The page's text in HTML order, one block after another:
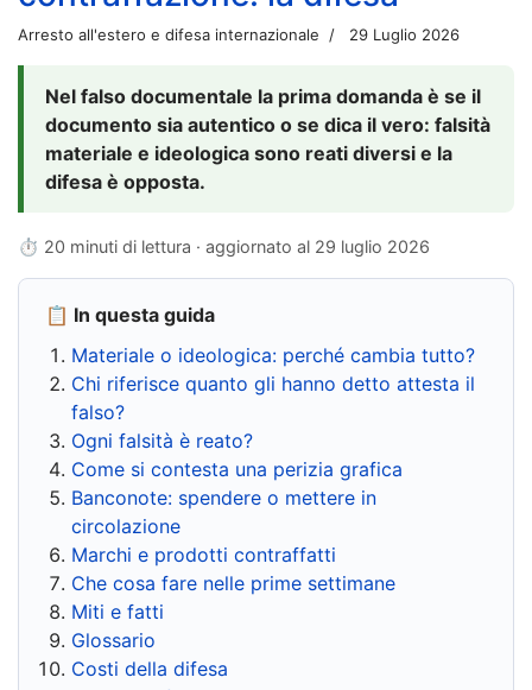
Arresto all'estero e difesa internazionale 29 Luglio 2026
Nel falso documentale la prima domanda è se il
documento sia autentico o se dica il vero: falsità
materiale e ideologica sono reati diversi e la
difesa è opposta.
⏱ 20 minuti di lettura · aggiornato al 29 luglio 2026
📋 In questa guida
Materiale o ideologica: perché cambia tutto?
Chi riferisce quanto gli hanno detto attesta il
falso?
Ogni falsità è reato?
Come si contesta una perizia grafica
Banconote: spendere o mettere in
circolazione
Marchi e prodotti contraffatti
Che cosa fare nelle prime settimane
Miti e fatti
Glossario
Costi della difesa